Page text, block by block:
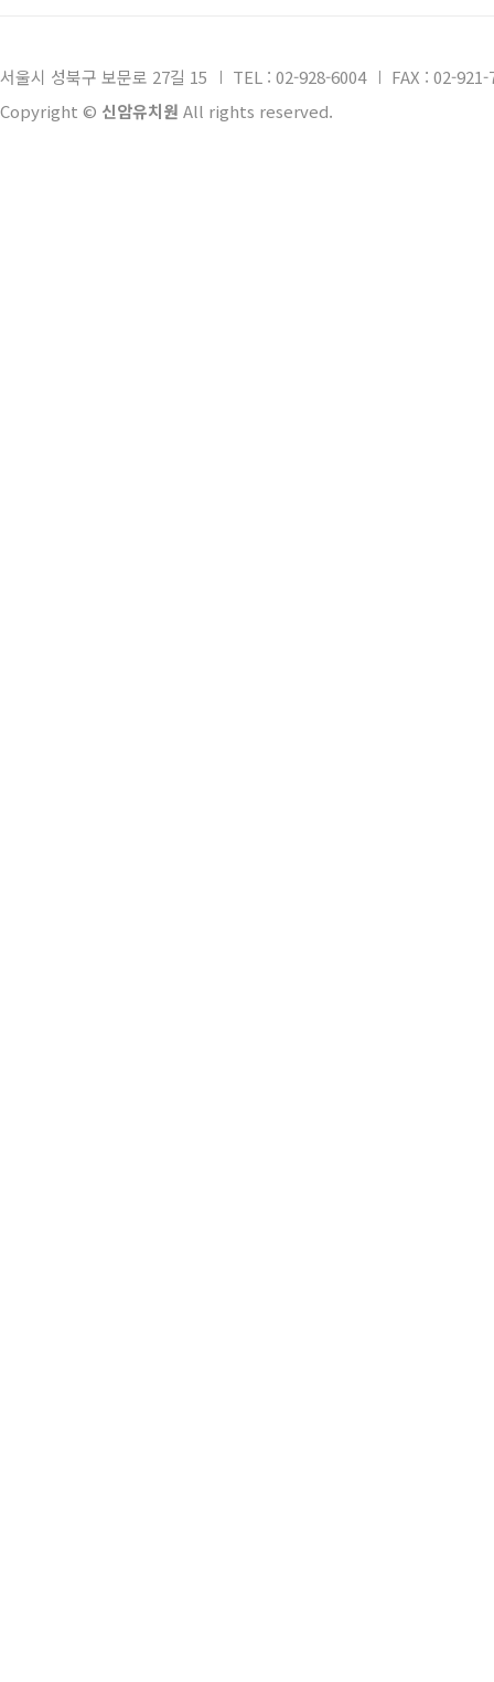
서울시 성북구 보문로 27길 15 TEL : 02-928-6004
FAX : 02-921-
Copyright © 신암유치원 All rights reserved.